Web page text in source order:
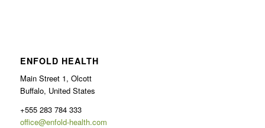
ENFOLD HEALTH
Main Street 1, Olcott
Buffalo, United States
+555 283 784 333
office@enfold-health.com